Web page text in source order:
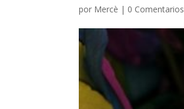
por Mercè | 0 Comentarios